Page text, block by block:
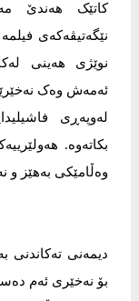
کاتێک هەندێ
نێگەتیڤەکەی
نوێژی هەینی
ئەمەش وەک
لەوپەڕی
بکاتەوە.
وەڵامێکی بەهێز و
دیمەنی تەکاندنی
بۆ نەخێری ئەم